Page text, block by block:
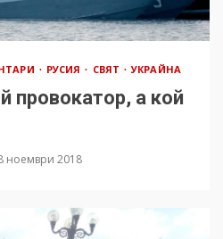
РУСИЯ СВЯТ УКРАЙНА
провокатор, а кой
ноември 2018